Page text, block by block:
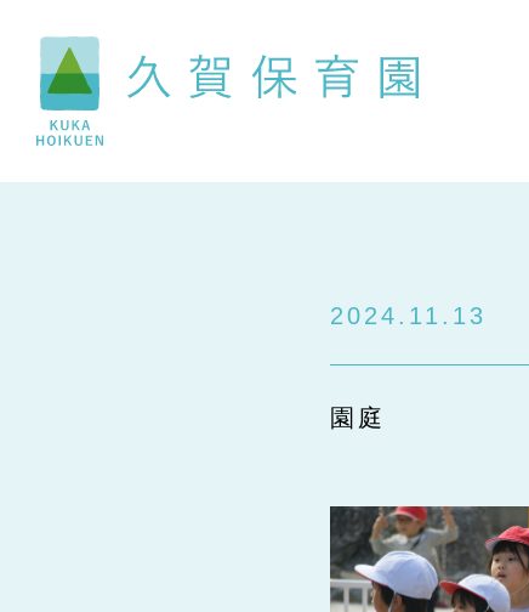
2024.11.13
園庭